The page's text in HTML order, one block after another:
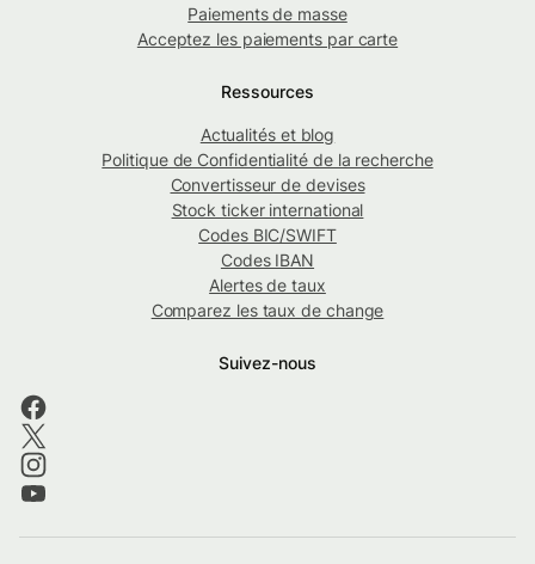
Paiements de masse
Acceptez les paiements par carte
Ressources
Actualités et blog
Politique de Confidentialité de la recherche
Convertisseur de devises
Stock ticker international
Codes BIC/SWIFT
Codes IBAN
Alertes de taux
Comparez les taux de change
Suivez-nous